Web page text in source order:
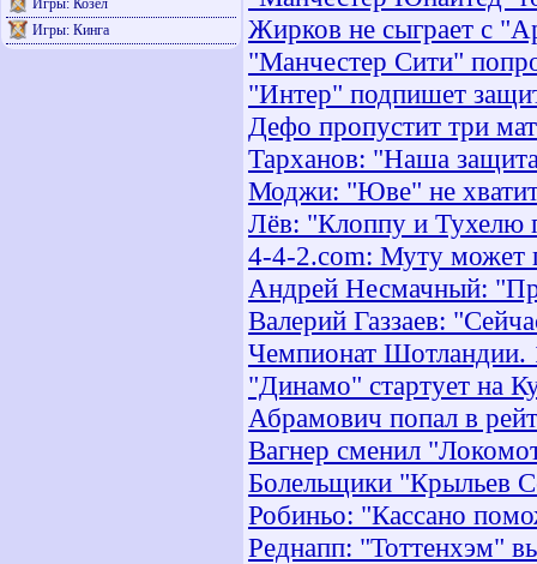
Игры: Козёл
Игры: Кинга
Жирков не сыграет с
"Манчестер Сити"
"Интер" подпишет
Дефо пропустит три
Тарханов: "Наша
Моджи: "Юве" не хватит
Лёв: "Клоппу и Тухелю
4-4-2.com: Муту может
Андрей Несмачный:
Валерий Газзаев:
Чемпионат Шотландии.
"Динамо" стартует на
Абрамович попал в
Вагнер сменил
Болельщики "Крыльев
Робиньо: "Кассано
Реднапп: "Тоттенхэм"